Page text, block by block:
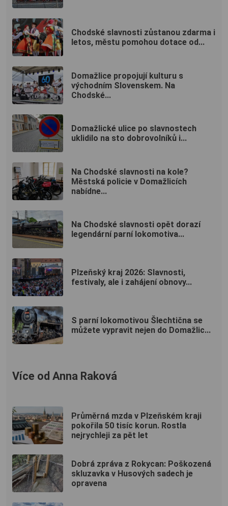
Chodské slavnosti zůstanou zdarma i
letos, městu pomohou dotace od...
Domažlice propojují kulturu s
východním Slovenskem. Na
Chodské...
Domažlické ulice po slavnostech
uklidilo na sto dobrovolníků i...
Na Chodské slavnosti na kole?
Městská policie v Domažlicích
nabídne...
Na Chodské slavnosti opět dorazí
legendární parní lokomotiva...
Plzeňský kraj 2026: Slavnosti,
festivaly, ale i zahájení obnovy...
S parní lokomotivou Šlechtična se
můžete vypravit nejen do Domažlic...
Více od Anna Raková
Průměrná mzda v Plzeňském kraji
pokořila 50 tisíc korun. Rostla
nejrychleji za pět let
Dobrá zpráva z Rokycan: Poškozená
skluzavka v Husových sadech je
opravena